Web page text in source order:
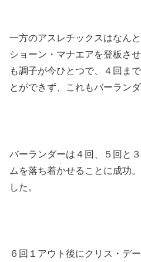
一方のアスレチックスはなん
ショーン・マナエアを登板さ
も調子が今ひとつで、４回ま
とができず、これもバーラン
バーランダーは４回、５回と
ムを落ち着かせることに成功
した。
６回１アウト後にクリス・デ